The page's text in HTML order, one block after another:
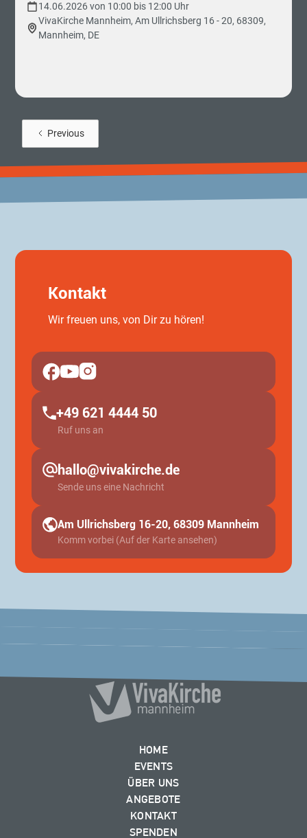
Uhr 📍 VivaKirche Mannheim Unser Sprecher: Lothar
Krauss Pastor der VivaKirche Mannheim 👫👫
VivaKids 👫👫 (parallel zum Gottesdienst)
VivaFound ********************************** Mehr
Infos am Infopoint im Foyer.
14.06.2026 von 10:00 bis 12:00 Uhr
VivaKirche Mannheim, Am Ullrichsberg 16 - 20, 68309,
Mannheim, DE
Previous
Kontakt
Wir freuen uns, von Dir zu hören!
+49 621 4444 50
Ruf uns an
hallo@vivakirche.de
Sende uns eine Nachricht
Am Ullrichsberg 16-20, 68309 Mannheim
Komm vorbei (Auf der Karte ansehen)
HOME
EVENTS
ÜBER UNS
ANGEBOTE
KONTAKT
SPENDEN